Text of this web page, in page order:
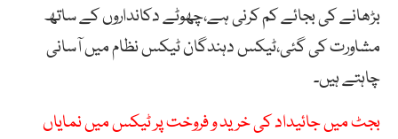
بڑھانے کی بجائے کم کرنی ہے،چھوٹے دکانداروں کے ساتھ
مشاورت کی گئی،ٹیکس دہندگان ٹیکس نظام میں آسانی
چاہتے ہیں۔
بجٹ میں جائیداد کی خرید و فروخت پر ٹیکس میں نمایاں